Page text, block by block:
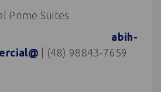
Prime Suites
abih-
| (48) 98843-7659